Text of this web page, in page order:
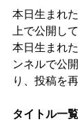
本日生まれ
上で公開し
本日生まれ
ンネルで公
り、投稿を
タイトル一覧